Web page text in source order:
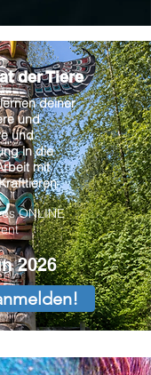
der Tiere
deiner
und
und
in die
mit
ONLINE
2026